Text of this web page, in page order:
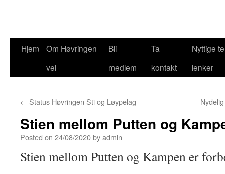
Skip
Hjem
Om Høvringen
vel
Bli
medlem
Ta
kontakt
Nyttige
lenker
← Status Høvringen Sti og Løypelag
Stien mellom Putten og
Posted on 24/08/2020byadmin
Stien mellom Putten og Kampen er